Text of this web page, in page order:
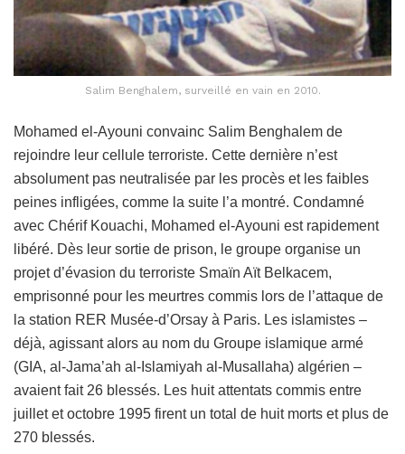
Salim Benghalem, surveillé en vain en 2010.
Mohamed el-Ayouni convainc Salim Benghalem de
rejoindre leur cellule terroriste. Cette dernière n’est
absolument pas neutralisée par les procès et les faibles
peines infligées, comme la suite l’a montré. Condamné
avec Chérif Kouachi, Mohamed el-Ayouni est rapidement
libéré. Dès leur sortie de prison, le groupe organise un
projet d’évasion du terroriste Smaïn Aït Belkacem,
emprisonné pour les meurtres commis lors de l’attaque de
la station RER Musée-d’Orsay à Paris. Les islamistes –
déjà, agissant alors au nom du Groupe islamique armé
(GIA, al-Jama’ah al-Islamiyah al-Musallaha) algérien –
avaient fait 26 blessés. Les huit attentats commis entre
juillet et octobre 1995 firent un total de huit morts et plus de
270 blessés.